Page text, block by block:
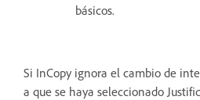
básicos.
Si InCopy ignora el cambio de
a que se haya seleccionado